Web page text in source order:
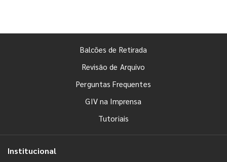
Balcões de Retirada
Revisão de Arquivo
Perguntas Frequentes
GIV na Imprensa
Tutoriais
Institucional